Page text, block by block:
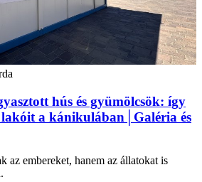
hús és gyümölcsök: így
a kánikulában│Galéria és
az embereket, hanem az állatokat is